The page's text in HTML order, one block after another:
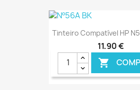
Tinteiro Compatível HP
11,90 €
